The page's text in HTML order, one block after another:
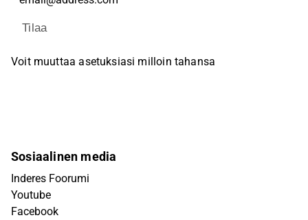
Tilaa
Voit muuttaa asetuksiasi milloin tahansa
Sosiaalinen media
Inderes Foorumi
Youtube
Facebook